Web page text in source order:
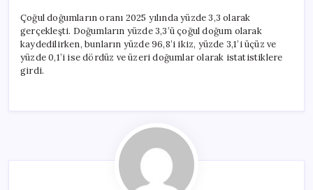
Çoğul doğumların oranı 2025 yılında yüzde 3,3 olarak
gerçekleşti. Doğumların yüzde 3,3’ü çoğul doğum olarak
kaydedilirken, bunların yüzde 96,8’i ikiz, yüzde 3,1’i üçüz ve
yüzde 0,1’i ise dördüz ve üzeri doğumlar olarak istatistiklere
girdi.